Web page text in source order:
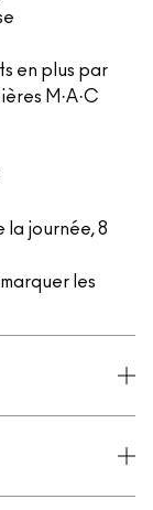
en plus par
M·A·C
la journée, 8
les